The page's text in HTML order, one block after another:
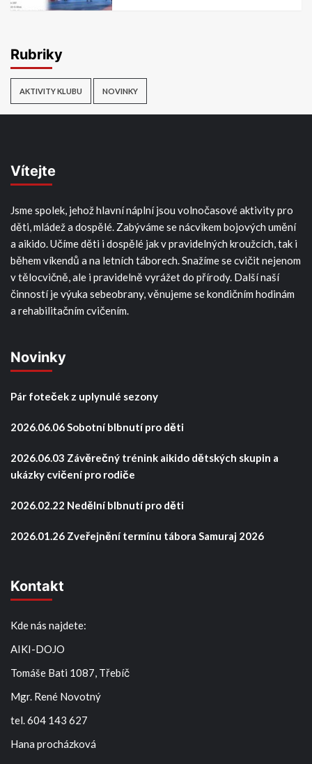
Rubriky
AKTIVITY KLUBU NOVINKY
Vítejte
Jsme spolek, jehož hlavní náplní jsou volnočasové aktivity pro
děti, mládež a dospělé. Zabýváme se nácvikem bojových umění
a aikido. Učíme děti i dospělé jak v pravidelných kroužcích, tak i
během víkendů a na letních táborech. Snažíme se cvičit nejenom
v tělocvičně, ale i pravidelně vyrážet do přírody. Další naší
činností je výuka sebeobrany, věnujeme se kondičním hodinám
a rehabilitačním cvičením.
Novinky
Pár foteček z uplynulé sezony
2026.06.06 Sobotní blbnutí pro děti
2026.06.03 Závěrečný trénink aikido dětských skupin a
ukázky cvičení pro rodiče
2026.02.22 Nedělní blbnutí pro děti
2026.01.26 Zveřejnění termínu tábora Samuraj 2026
Kontakt
Kde nás najdete:
AIKI-DOJO
Tomáše Bati 1087, Třebíč
Mgr. René Novotný
tel. 604 143 627
Hana procházková